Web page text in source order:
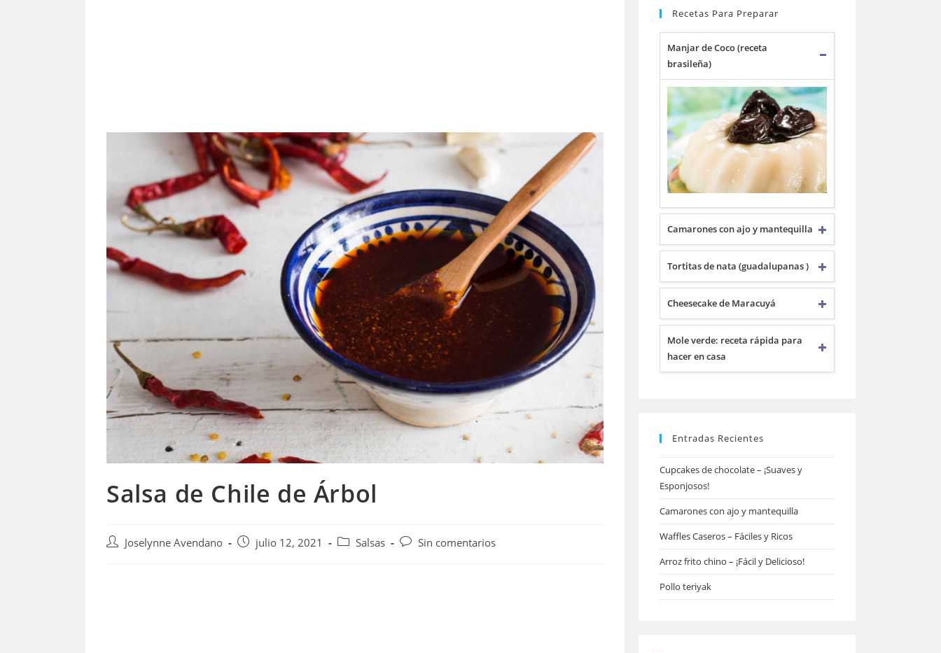
Salsa de Chile de Árbol
AutorJoselynne Avendano
Publicación
julio 12, 2021
Categoría
Salsas
Comentarios
Sin comentarios
Recetas Para Preparar
Manjar de Coco (receta
brasileña)
Camarones con ajo y mantequilla
Tortitas de nata (guadalupanas )
Cheesecake de Maracuyá
Mole verde: receta rápida para
hacer en casa
Entradas Recientes
Cupcakes de chocolate – ¡Suaves y
Esponjosos!
Camarones con ajo y mantequilla
Waffles Caseros – Fáciles y Ricos
Arroz frito chino – ¡Fácil y Delicioso!
Pollo teriyak